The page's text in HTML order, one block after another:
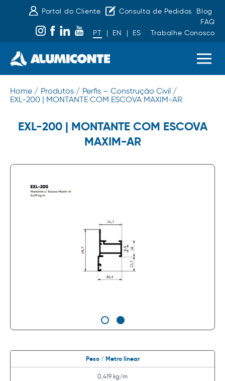
Portal do Cliente Consulta de Pedidos
Blog
FAQ
PT
| EN | ES Trabalhe Conosco
Home / Produtos / Perfis – Construção Civil /
EXL-200 | MONTANTE COM ESCOVA MAXIM-AR
EXL-200 | MONTANTE COM ESCOVA
MAXIM-AR
Peso / Metro linear
0,419 kg/m